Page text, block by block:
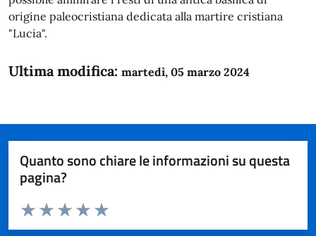
Ultima modifica: martedì, 05 marzo 2024
Quanto sono chiare le informazioni su questa
pagina?
Domanda
Valuta da 1 a 5 stelle la pagina
Valuta 5 stelle su 5
Valuta 4 stelle su 5
Valuta 3 stelle su 5
Valuta 2 stelle su 5
Valuta 1 stelle su 5